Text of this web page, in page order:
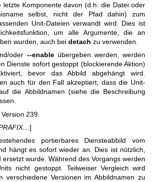
letzte Komponente davon (d.h. die Datei oder
selbst, nicht der Pfad dahin) zum
Unit-Dateien verwandt wird. Dies ist
um alle Argumente, die an
wurden, auch bei detach zu verwenden.
oder --enableübergeben werden, werden
Dienste sofort gestoppt (blockierende Aktion)
bevor das Abbild abgehängt wird.
auch für den Fall akzeptiert, dass die Unit-
die Abbildnamen (siehe die Beschreibung
239.
]
portierbares Diensteabbild vom
hängt es sofort wieder an. Dies ist nützlich,
ersetzt wurde. Während des Vorgangs werden
nicht gestoppt. Teilweiser Vergleich wird
verschiedene Versionen im Abbildnamen zu